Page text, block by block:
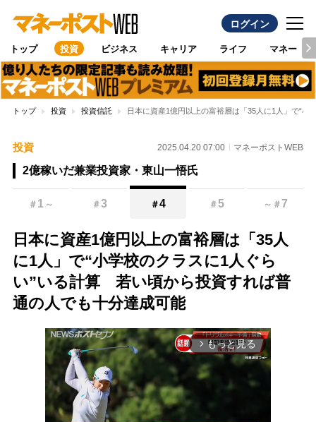
ログイン
トップ 投資 ビジネス キャリア ライフ マネー
トップ 投資 投資信託 日本に資産1億円以上の富裕層は「35人に1人」で“
投資 2025.04.20 07:00 マネーポストWEB
2億稼いだ兼業投資家・東山一悟氏
＃ 1 ～ ＃3 ＃4 ＃5 ～ ＃7
日本に資産1億円以上の富裕層は「35人
に1人」で“小学校のクラスに1人ぐら
い”いる計算 若い頃から投資すれば普
通の人でも十分達成可能
arrow_forward_ios もっと見る